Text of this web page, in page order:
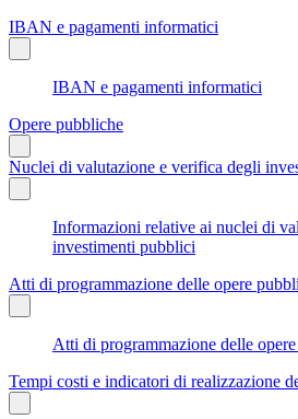
IBAN e pagamenti informatici
IBAN e pagamenti informatici
Opere pubbliche
Nuclei di valutazione e verifica degli
Informazioni relative ai nuclei di
investimenti pubblici
Atti di programmazione delle opere
Atti di programmazione delle
Tempi costi e indicatori di realizzazione